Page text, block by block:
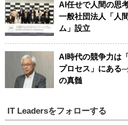
AI任せで人間の思
一般社団法人「人
ム」設立
AI時代の競争力は
プロセス」にある
の真髄
IT Leadersをフォローする